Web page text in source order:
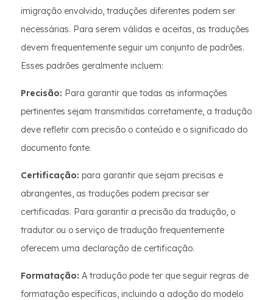
imigração envolvido, traduções diferentes podem ser
necessárias. Para serem válidas e aceitas, as traduções
devem frequentemente seguir um conjunto de padrões.
Esses padrões geralmente incluem:
Precisão: Para garantir que todas as informações
pertinentes sejam transmitidas corretamente, a tradução
deve refletir com precisão o conteúdo e o significado do
documento fonte.
Certificação: para garantir que sejam precisas e
abrangentes, as traduções podem precisar ser
certificadas. Para garantir a precisão da tradução, o
tradutor ou o serviço de tradução frequentemente
oferecem uma declaração de certificação.
Formatação: A tradução pode ter que seguir regras de
formatação específicas, incluindo a adoção do modelo